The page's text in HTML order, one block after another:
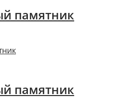
памятник
памятник